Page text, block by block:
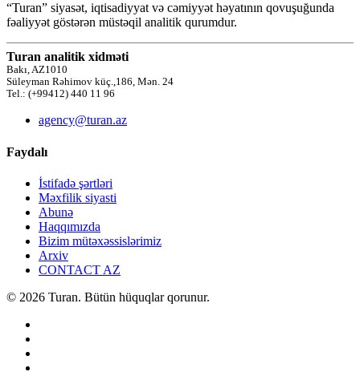
“Turan” siyasət, iqtisadiyyat və cəmiyyət həyatının qovuşuğunda
fəaliyyət göstərən müstəqil analitik qurumdur.
Turan analitik xidməti
Bakı, AZ1010
Süleyman Rəhimov küç.,186, Mən. 24
Tel.: (+99412) 440 11 96
agency@turan.az
Faydalı
İstifadə şərtləri
Məxfilik siyasti
Abunə
Haqqımızda
Bizim mütəxəssislərimiz
Arxiv
CONTACT AZ
© 2026 Turan. Bütün hüquqlar qorunur.